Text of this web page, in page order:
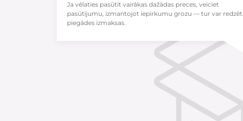
Ja vēlaties pasūtīt vairākas dažādas preces, veiciet
pasūtījumu, izmantojot iepirkumu grozu — tur var redzēt
piegādes izmaksas.